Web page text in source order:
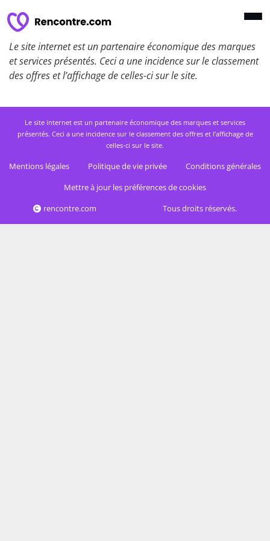
Le site internet est un partenaire économique des marques
et services présentés. Ceci a une incidence sur le classement
des offres et l’affichage de celles-ci sur le site.
Le site internet est un partenaire économique des marques et services
présentés. Ceci a une incidence sur le classement des offres et l’affichage de
celles-ci sur le site.
Mentions légales Politique de vie privée
Conditions générales
Mettre à jour les préférences de cookies
rencontre.com
Tous droits réservés.